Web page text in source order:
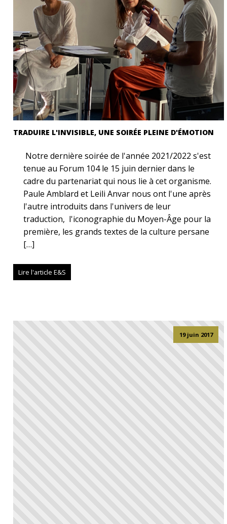
TRADUIRE L'INVISIBLE, UNE SOIRÉE PLEINE D'ÉMOTION
Notre dernière soirée de l'année 2021/2022 s'est
tenue au Forum 104 le 15 juin dernier dans le
cadre du partenariat qui nous lie à cet organisme.
Paule Amblard et Leili Anvar nous ont l'une après
l'autre introduits dans l'univers de leur
traduction, l'iconographie du Moyen-Âge pour la
première, les grands textes de la culture persane
[…]
Lire l'article E&S
19 juin 2017